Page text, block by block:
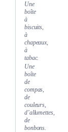
Une
boîte
à
biscuits,
à
chapeaux,
à
tabac.
Une
boîte
de
compas,
de
couleurs,
d’allumettes,
de
bonbons.